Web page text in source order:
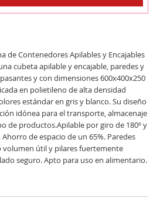
de Contenedores Apilables y Encajables
cubeta apilable y encajable, paredes y
y con dimensiones 600x400x250
en polietileno de alta densidad
estándar en gris y blanco. Su diseño
idónea para el transporte, almacenaje
de productos.Apilable por giro de 180º y
de espacio de un 65%. Paredes
volumen útil y pilares fuertemente
seguro. Apto para uso en alimentario.